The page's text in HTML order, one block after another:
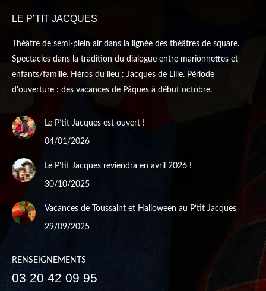
windowwindow
LE P’TIT JACQUES
Théâtre de semi-plein air dans la lignée des théâtres de square.
Spectacles dans la tradition du dialogue entre marionnettes et
enfants/famille. Héros du lieu : Jacques de Lille. Période
d'ouverture : des vacances de Pâques à début octobre.
Le P’tit Jacques est ouvert !
04/01/2026
Le P’tit Jacques reviendra en avril 2026 !
30/10/2025
Vacances de Toussaint et Halloween au P’tit Jacques
29/09/2025
RENSEIGNEMENTS
03 20 42 09 95